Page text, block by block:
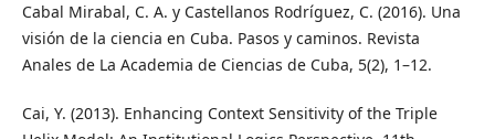
Cabal Mirabal, C. A. y Castellanos Rodríguez, C. (2016). Una
visión de la ciencia en Cuba. Pasos y caminos. Revista
Anales de La Academia de Ciencias de Cuba, 5(2), 1–12.
Cai, Y. (2013). Enhancing Context Sensitivity of the Triple